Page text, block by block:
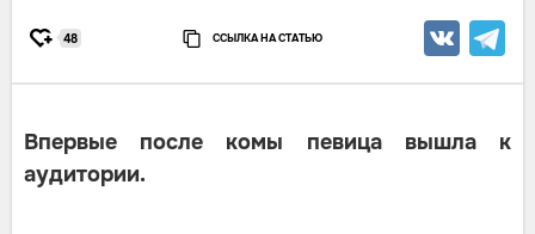
48 ССЫЛКА НА СТАТЬЮ
Впервые после комы певица вышла к
аудитории.